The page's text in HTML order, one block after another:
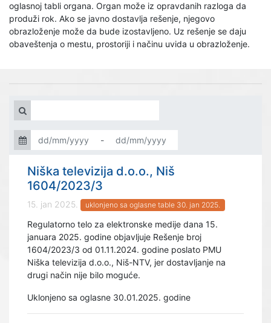
oglasnoj tabli organa. Organ može iz opravdanih razloga da
produži rok. Ako se javno dostavlja rešenje, njegovo
obrazloženje može da bude izostavljeno. Uz rešenje se daju
obaveštenja o mestu, prostoriji i načinu uvida u obrazloženje.
-
Niška televizija d.o.o., Niš
1604/2023/3
15. jan 2025. uklonjeno sa oglasne table 30. jan 2025.
Regulatorno telo za elektronske medije dana 15.
januara 2025. godine objavljuje Rešenje broj
1604/2023/3 od 01.11.2024. godine poslato PMU
Niška televizija d.o.o., Niš-NTV, jer dostavljanje na
drugi način nije bilo moguće.
Uklonjeno sa oglasne 30.01.2025. godine